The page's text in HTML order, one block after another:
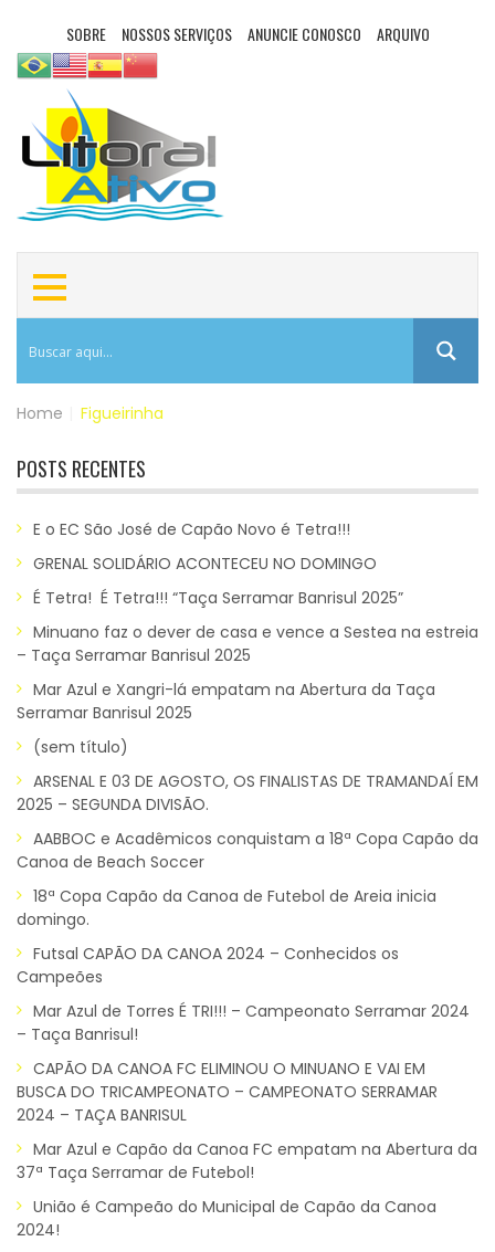
SOBRE NOSSOS SERVIÇOS ANUNCIE CONOSCO ARQUIVO
Home Figueirinha
POSTS RECENTES
E o EC São José de Capão Novo é Tetra!!!
GRENAL SOLIDÁRIO ACONTECEU NO DOMINGO
É Tetra! É Tetra!!! “Taça Serramar Banrisul 2025”
Minuano faz o dever de casa e vence a Sestea na estreia
– Taça Serramar Banrisul 2025
Mar Azul e Xangri-lá empatam na Abertura da Taça
Serramar Banrisul 2025
(sem título)
ARSENAL E 03 DE AGOSTO, OS FINALISTAS DE TRAMANDAÍ EM
2025 – SEGUNDA DIVISÃO.
AABBOC e Acadêmicos conquistam a 18ª Copa Capão da
Canoa de Beach Soccer
18ª Copa Capão da Canoa de Futebol de Areia inicia
domingo.
Futsal CAPÃO DA CANOA 2024 – Conhecidos os
Campeões
Mar Azul de Torres É TRI!!! – Campeonato Serramar 2024
– Taça Banrisul!
CAPÃO DA CANOA FC ELIMINOU O MINUANO E VAI EM
BUSCA DO TRICAMPEONATO – CAMPEONATO SERRAMAR
2024 – TAÇA BANRISUL
Mar Azul e Capão da Canoa FC empatam na Abertura da
37ª Taça Serramar de Futebol!
União é Campeão do Municipal de Capão da Canoa
2024!